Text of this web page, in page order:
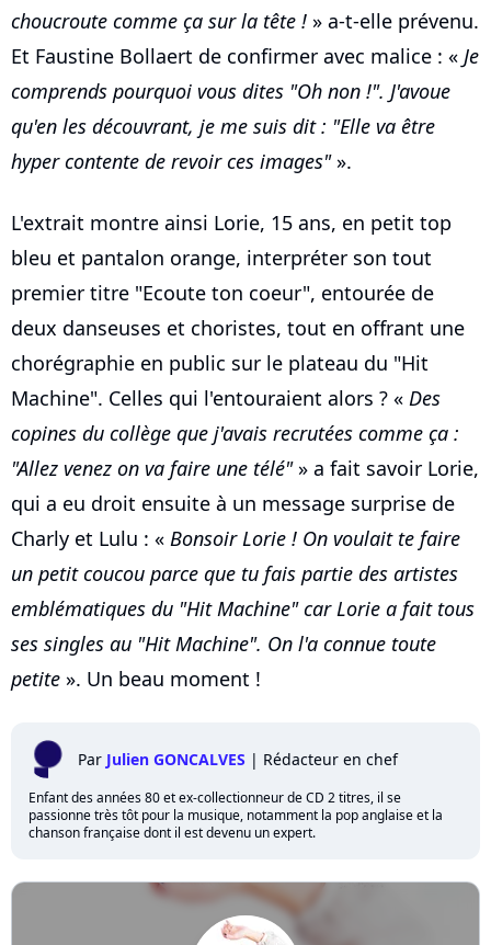
choucroute comme ça sur la tête ! » a-t-elle prévenu.
Et Faustine Bollaert de confirmer avec malice : « Je
comprends pourquoi vous dites "Oh non !". J'avoue
qu'en les découvrant, je me suis dit : "Elle va être
hyper contente de revoir ces images"».
L'extrait montre ainsi Lorie, 15 ans, en petit top
bleu et pantalon orange, interpréter son tout
premier titre "Ecoute ton coeur", entourée de
deux danseuses et choristes, tout en offrant une
chorégraphie en public sur le plateau du "Hit
Machine". Celles qui l'entouraient alors ? « Des
copines du collège que j'avais recrutées comme ça :
"Allez venez on va faire une télé"» a fait savoir Lorie,
qui a eu droit ensuite à un message surprise de
Charly et Lulu : « Bonsoir Lorie ! On voulait te faire
un petit coucou parce que tu fais partie des artistes
emblématiques du "Hit Machine" car Lorie a fait tous
ses singles au "Hit Machine". On l'a connue toute
petite ». Un beau moment !
Par Julien GONCALVES | Rédacteur en chef
Enfant des années 80 et ex-collectionneur de CD 2 titres, il se
passionne très tôt pour la musique, notamment la pop anglaise et la
chanson française dont il est devenu un expert.